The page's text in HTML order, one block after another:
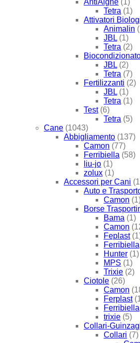
AntiAlghe (1)
Tetra (1)
Attivatori
Animalin
JBL (1)
Tetra (2)
JBL (2)
Tetra (7)
Fertilizzanti (2)
JBL (1)
Tetra (1)
Test (6)
Tetra (5)
Cane (1043)
Abbigliamento (137)
Camon (77)
Ferribiella (58)
liu-jo (1)
zolux (1)
Accessori per Cani
Auto e
Camon
Borse
Bama (1)
Camon
Feplast
Ferribiella
Hunter (1)
MPS (1)
Trixie (2)
Ciotole (26)
Camon
Ferplast
Ferribiella
trixie (5)
Collari-
Collari (7)